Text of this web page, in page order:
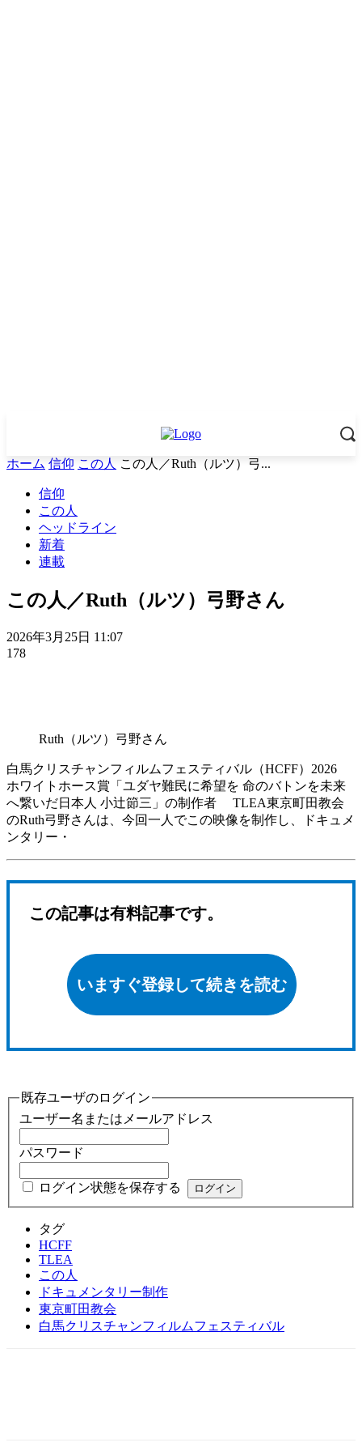
ホーム 信仰 この人 この人／Ruth（ルツ）弓...
信仰
この人
ヘッドライン
新着
連載
この人／Ruth（ルツ）弓野さん
2026年3月25日 11:07
178
Ruth（ルツ）弓野さん
白馬クリスチャンフィルムフェスティバル（HCFF）2026
ホワイトホース賞「ユダヤ難民に希望を 命のバトンを未来
へ繋いだ日本人 小辻節三」の制作者 TLEA東京町田教会
のRuth弓野さんは、今回一人でこの映像を制作し、ドキュメ
ンタリー・
この記事は有料記事です。
いますぐ登録して続きを読む
既存ユーザのログイン
ユーザー名またはメールアドレス
パスワード
ログイン状態を保存する
タグ
HCFF
TLEA
この人
ドキュメンタリー制作
東京町田教会
白馬クリスチャンフィルムフェスティバル